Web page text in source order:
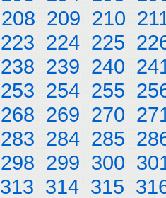
208 209 210
223 224 225
238 239 240
253 254 255
268 269 270
283 284 285
298 299 300
313 314 315